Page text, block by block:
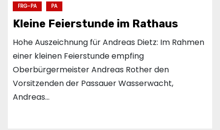
FRG-PA PA
Kleine Feierstunde im Rathaus
Hohe Auszeichnung für Andreas Dietz: Im Rahmen
einer kleinen Feierstunde empfing
Oberbürgermeister Andreas Rother den
Vorsitzenden der Passauer Wasserwacht,
Andreas…